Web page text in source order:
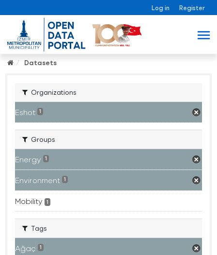
Log in Register
Datasets
Organizations
Eshot 1
Groups
Energy 1
Environment 1
Mobility 1
Tags
Ağaç 1